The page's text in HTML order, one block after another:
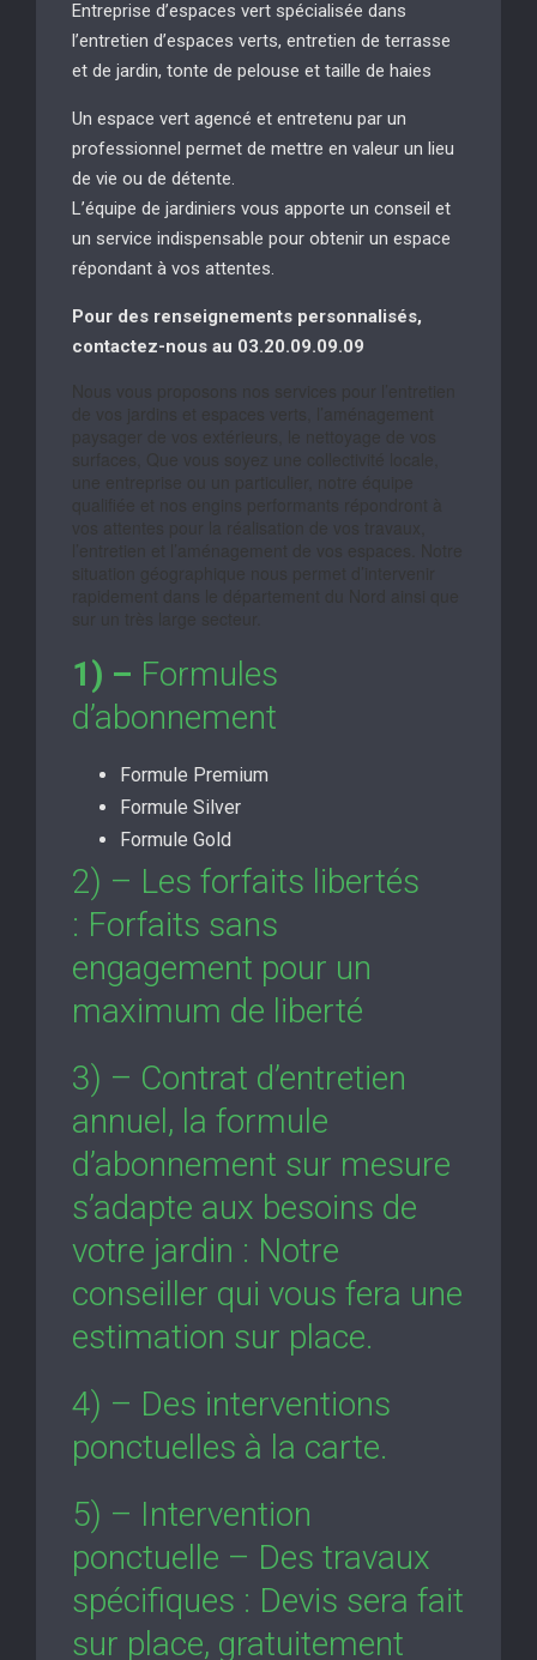
Entreprise d’espaces vert spécialisée dans
l’entretien d’espaces verts, entretien de terrasse
et de jardin, tonte de pelouse et taille de haies
Un espace vert agencé et entretenu par un
professionnel permet de mettre en valeur un lieu
de vie ou de détente.
L’équipe de jardiniers vous apporte un conseil et
un service indispensable pour obtenir un espace
répondant à vos attentes.
Pour des renseignements personnalisés,
contactez-nous au 03.20.09.09.09
1) – Formules
d’abonnement
Formule Premium
Formule Silver
Formule Gold
2) – Les forfaits libertés
: Forfaits sans
engagement pour un
maximum de liberté
3) – Contrat d’entretien
annuel, la formule
d’abonnement sur mesure
s’adapte aux besoins de
votre jardin : Notre
conseiller qui vous fera une
estimation sur place.
4) – Des interventions
ponctuelles à la carte.
5) – Intervention
ponctuelle – Des travaux
spécifiques : Devis sera fait
sur place, gratuitement